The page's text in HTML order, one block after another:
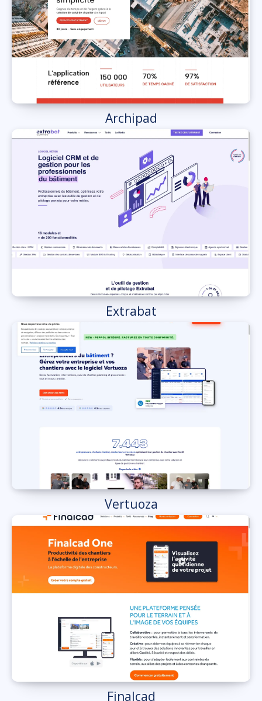
Archipad
Extrabat
Vertuoza
Finalcad